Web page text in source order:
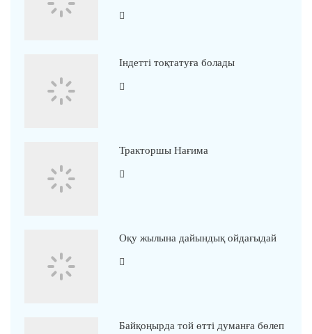
Індетті тоқтатуға болады
Тракторшы Нағима
Оқу жылына дайындық ойдағыдай
Байқоңырда той өтті думанға бөлеп